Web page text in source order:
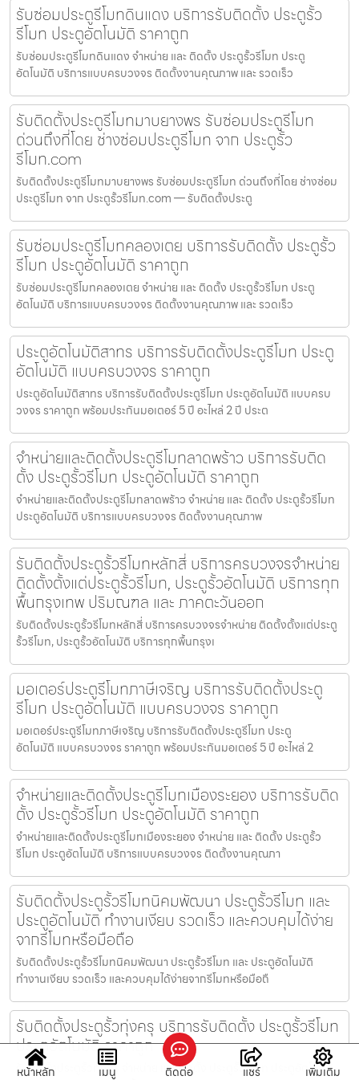
รับซ่อมประตูรีโมทดินแดง บริการรับติดตั้ง ประตูรั้ว
รีโมท ประตูอัตโนมัติ ราคาถูก
รับซ่อมประตูรีโมทดินแดง จำหน่าย และ ติดตั้ง ประตูรั้วรีโมท ประตู
อัตโนมัติ บริการแบบครบวงจร ติดตั้งงานคุณภาพ และ รวดเร็ว
รับติดตั้งประตูรีโมทมาบยางพร รับซ่อมประตูรีโมท
ด่วนถึงที่โดย ช่างซ่อมประตูรีโมท จาก ประตูรั้ว
รีโมท.com
รับติดตั้งประตูรีโมทมาบยางพร รับซ่อมประตูรีโมท ด่วนถึงที่โดย ช่างซ่อม
ประตูรีโมท จาก ประตูรั้วรีโมท.com — รับติดตั้งประตู
รับซ่อมประตูรีโมทคลองเตย บริการรับติดตั้ง ประตูรั้ว
รีโมท ประตูอัตโนมัติ ราคาถูก
รับซ่อมประตูรีโมทคลองเตย จำหน่าย และ ติดตั้ง ประตูรั้วรีโมท ประตู
อัตโนมัติ บริการแบบครบวงจร ติดตั้งงานคุณภาพ และ รวดเร็ว
ประตูอัตโนมัติสาทร บริการรับติดตั้งประตูรีโมท ประตู
อัตโนมัติ แบบครบวงจร ราคาถูก
ประตูอัตโนมัติสาทร บริการรับติดตั้งประตูรีโมท ประตูอัตโนมัติ แบบครบ
วงจร ราคาถูก พร้อมประกันมอเตอร์ 5 ปี อะไหล่ 2 ปี ประต
จำหน่ายและติดตั้งประตูรีโมทลาดพร้าว บริการรับติด
ตั้ง ประตูรั้วรีโมท ประตูอัตโนมัติ ราคาถูก
จำหน่ายและติดตั้งประตูรีโมทลาดพร้าว จำหน่าย และ ติดตั้ง ประตูรั้วรีโมท
ประตูอัตโนมัติ บริการแบบครบวงจร ติดตั้งงานคุณภาพ
รับติดตั้งประตูรั้วรีโมทหลักสี่ บริการครบวงจรจำหน่าย
ติดตั้งตั้งแต่ประตูรั้วรีโมท, ประตูรั้วอัตโนมัติ บริการทุก
พื้นกรุงเทพ ปริมณฑล และ ภาคตะวันออก
รับติดตั้งประตูรั้วรีโมทหลักสี่ บริการครบวงจรจำหน่าย ติดตั้งตั้งแต่ประตู
รั้วรีโมท, ประตูรั้วอัตโนมัติ บริการทุกพื้นกรุงเ
มอเตอร์ประตูรีโมทภาษีเจริญ บริการรับติดตั้งประตู
รีโมท ประตูอัตโนมัติ แบบครบวงจร ราคาถูก
มอเตอร์ประตูรีโมทภาษีเจริญ บริการรับติดตั้งประตูรีโมท ประตู
อัตโนมัติ แบบครบวงจร ราคาถูก พร้อมประกันมอเตอร์ 5 ปี อะไหล่ 2
จำหน่ายและติดตั้งประตูรีโมทเมืองระยอง บริการรับติด
ตั้ง ประตูรั้วรีโมท ประตูอัตโนมัติ ราคาถูก
จำหน่ายและติดตั้งประตูรีโมทเมืองระยอง จำหน่าย และ ติดตั้ง ประตูรั้ว
รีโมท ประตูอัตโนมัติ บริการแบบครบวงจร ติดตั้งงานคุณภา
รับติดตั้งประตูรั้วรีโมทนิคมพัฒนา ประตูรั้วรีโมท และ
ประตูอัตโนมัติ ทำงานเงียบ รวดเร็ว และควบคุมได้ง่าย
จากรีโมทหรือมือถือ
รับติดตั้งประตูรั้วรีโมทนิคมพัฒนา ประตูรั้วรีโมท และ ประตูอัตโนมัติ
ทำงานเงียบ รวดเร็ว และควบคุมได้ง่ายจากรีโมทหรือมือถื
รับติดตั้งประตูรั้วทุ่งครุ บริการรับติดตั้ง ประตูรั้วรีโมท
ประตูอัตโนมัติ ราคาถูก
รับติดตั้งประตูรั้วทุ่งครุ จำหน่าย และ ติดตั้ง ประตูรั้วรีโมท ประตูอัตโนมัติ
หน้าหลัก เมนู ติดต่อ แชร์ เพิ่มเติม